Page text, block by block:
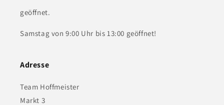
geöffnet.
Samstag von 9:00 Uhr bis 13:00 geöffnet!
Adresse
Team Hoffmeister
Markt 3